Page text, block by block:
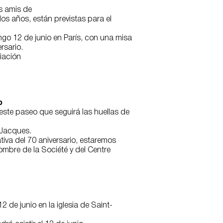
amis de
años, están previstas para el
12 de junio en París, con una misa
paseo que seguirá las huellas de
del 70 aniversario, estaremos
de la Société y del Centre
de junio en la iglesia de Saint-